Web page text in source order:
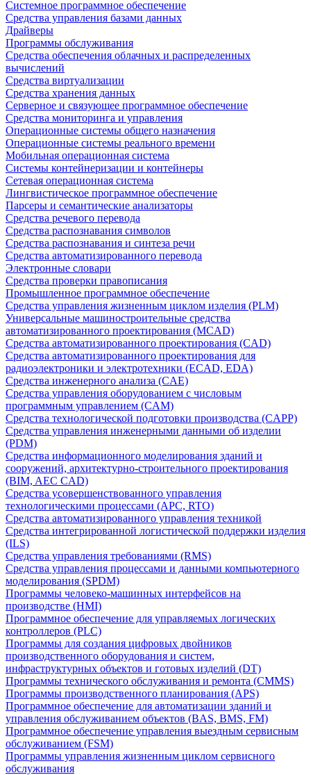
Системное программное обеспечение
Средства управления базами данных
Драйверы
Программы обслуживания
Средства обеспечения облачных и распределенных
вычислений
Средства виртуализации
Средства хранения данных
Серверное и связующее программное обеспечение
Средства мониторинга и управления
Операционные системы общего назначения
Операционные системы реального времени
Мобильная операционная система
Системы контейнеризации и контейнеры
Сетевая операционная система
Лингвистическое программное обеспечение
Парсеры и семантические анализаторы
Средства речевого перевода
Средства распознавания символов
Средства распознавания и синтеза речи
Средства автоматизированного перевода
Электронные словари
Средства проверки правописания
Промышленное программное обеспечение
Средства управления жизненным циклом изделия (PLM)
Универсальные машиностроительные средства
автоматизированного проектирования (MCAD)
Средства автоматизированного проектирования (CAD)
Средства автоматизированного проектирования для
радиоэлектроники и электротехники (ECAD, EDA)
Средства инженерного анализа (CAE)
Средства управления оборудованием с числовым
программным управлением (CAM)
Средства технологической подготовки производства (CAPP)
Средства управления инженерными данными об изделии
(PDM)
Средства информационного моделирования зданий и
сооружений, архитектурно-строительного проектирования
(BIM, AEC CAD)
Средства усовершенствованного управления
технологическими процессами (APC, RTO)
Средства автоматизированного управления техникой
Средства интегрированной логистической поддержки изделия
(ILS)
Средства управления требованиями (RMS)
Средства управления процессами и данными компьютерного
моделирования (SPDM)
Программы человеко-машинных интерфейсов на
производстве (HMI)
Программное обеспечение для управляемых логических
контроллеров (PLC)
Программы для создания цифровых двойников
производственного оборудования и систем,
инфраструктурных объектов и готовых изделий (DT)
Программы технического обслуживания и ремонта (CMMS)
Программы производственного планирования (APS)
Программное обеспечение для автоматизации зданий и
управления обслуживанием объектов (BAS, BMS, FM)
Программное обеспечение управления выездным сервисным
обслуживанием (FSM)
Программы управления жизненным циклом сервисного
обслуживания